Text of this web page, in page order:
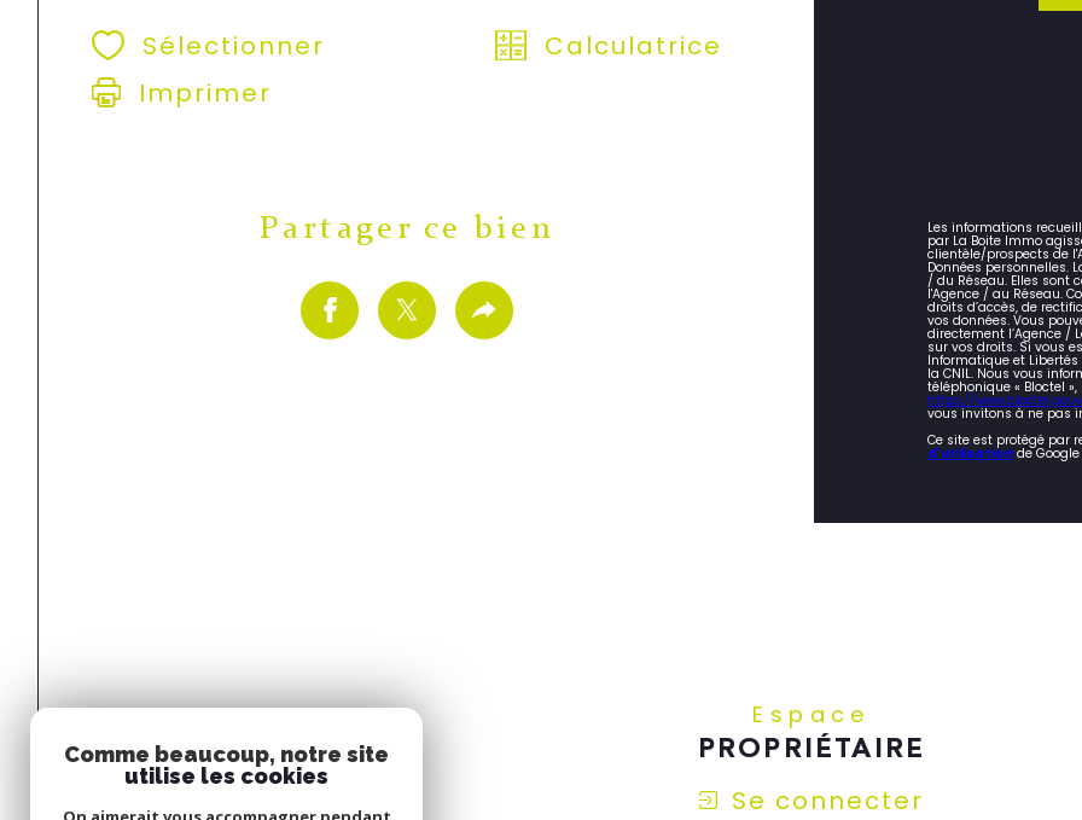
Sélectionner
Calculatrice
Imprimer
Partager ce bien Les informations
par La Boite Immo
clientèle/prospects de
Données personnelles.
/ du Réseau. Elles sont
l'Agence / au Réseau.
droits d’accès, de
vos données. Vous
directement l’Agence /
sur vos droits. Si vous
Informatique et
la CNIL. Nous vous
téléphonique « Bloctel
https://
vous invitons à ne pas
Ce site est protégé par
d'utilisationde
Espace
PROPRIÉTAIRE
Se connecter
Comme beaucoup, notre site
utilise les cookies